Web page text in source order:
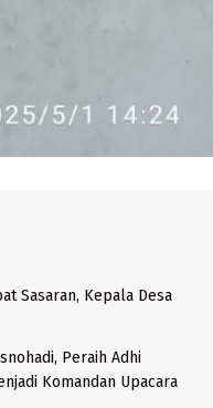
Sasaran, Kepala Desa
Peraih Adhi
Komandan Upacara